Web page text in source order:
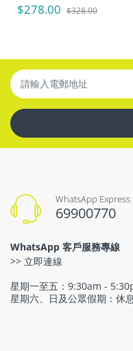
$278.00 $328.00
WhatsApp Express
69900770
WhatsApp 客戶服務專線
>> 立即連線
星期一至五：9:30am -
星期六、日及公眾假期：休